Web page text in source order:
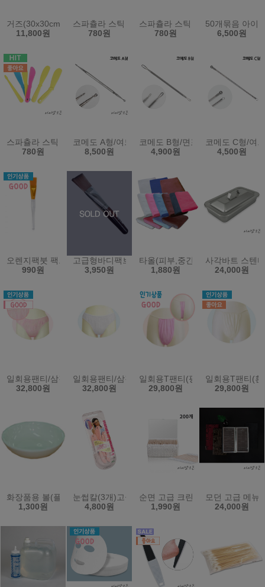
거즈(30x30cm)(100매/200매)
11,800원
스파츌라 스틱 스파출라 팩주걱 화장품스틱 모델링
780원
스파츌라 스틱 스파출라 팩주걱
780원
50개묶음 아이
6,500원
스파츌라 스틱 스파출라 팩주걱 화장품스틱 모델링스틱 미용재료
780원
코메도 A형/여드름제거기/피지제거/여드름압출기/
8,500원
코메도 B형/면포압출기/피지관리
4,900원
코메도 C형/여
4,500원
오렌지팩붓 팩브러쉬 - 모델링 도구 마스크 시험 페이스 미용
990원
고급형바디팩브러쉬(팩붓)
3,950원
타올(피부,중간,전신용)(소타올,
1,880원
사각바트 스텐
24,000원
일회용팬티/삼각팬티/위생팬티/남녀공용/100장(핑크)XXL/2XL
32,800원
일회용팬티/삼각팬티/위생팬티/남녀공용/100장(흰
32,800원
일회용T팬티(핑크색/100장)남녀
29,800원
일회용T팬티(
29,800원
화장품용 볼(플라스틱)
1,300원
눈썹칼(3개)고급형/일제-플라멩고
4,800원
순면 고급 크린면봉 200개 - 천연
1,990원
모던 고급 메뉴
24,000원